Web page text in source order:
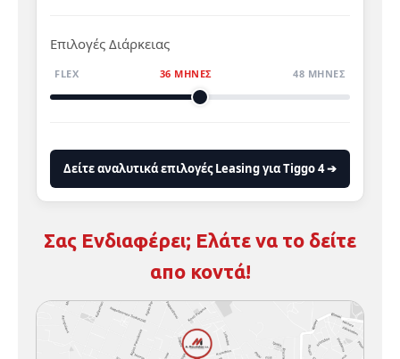
Επιλογές Διάρκειας
FLEX 36 ΜΗΝΕΣ 48 ΜΗΝΕΣ
Δείτε αναλυτικά επιλογές Leasing για Tiggo 4 ➔
Σας Ενδιαφέρει; Ελάτε να το δείτε
απο κοντά!